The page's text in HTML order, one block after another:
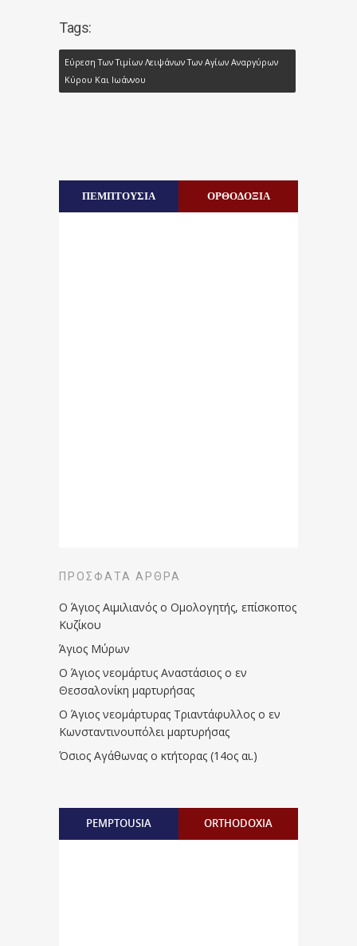
Tags:
Εύρεση Των Τιμίων Λειψάνων Των Αγίων Αναργύρων
Κύρου Και Ιωάννου
ΠΕΜΠΤΟΥΣΙΑ ΟΡΘΟΔΟΞΙΑ
ΠΡΌΣΦΑΤΑ ΆΡΘΡΑ
Ο Άγιος Αιμιλιανός ο Ομολογητής, επίσκοπος
Κυζίκου
Άγιος Μύρων
Ο Άγιος νεομάρτυς Αναστάσιος ο εν
Θεσσαλονίκη μαρτυρήσας
Ο Άγιος νεομάρτυρας Τριαντάφυλλος ο εν
Κωνσταντινουπόλει μαρτυρήσας
Όσιος Αγάθωνας ο κτήτορας (14ος αι.)
PEMPTOUSIA ORTHODOXIA